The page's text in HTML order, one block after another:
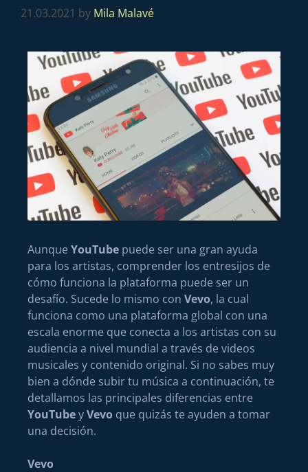
21.03.2021 by Mila Malavé
Aunque YouTube puede ser una gran ayuda
para los artistas, comprender los entresijos de
cómo funciona la plataforma puede ser un
desafío. Sucede lo mismo con Vevo, la cual
funciona como una plataforma global con una
escala enorme que conecta a los artistas con su
audiencia a nivel mundial a través de videos
musicales y contenido original. Si no sabes muy
bien a dónde subir tu música a continuación, te
detallamos las principales diferencias entre
YouTubeyVevo que quizás te ayuden a tomar
una decisión.
Vevo